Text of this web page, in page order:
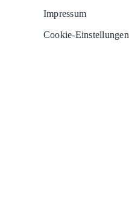
Impressum
Cookie-Einstellungen